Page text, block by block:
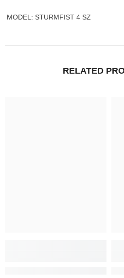
MODEL: STURMFIST 4 SZ
RELATED